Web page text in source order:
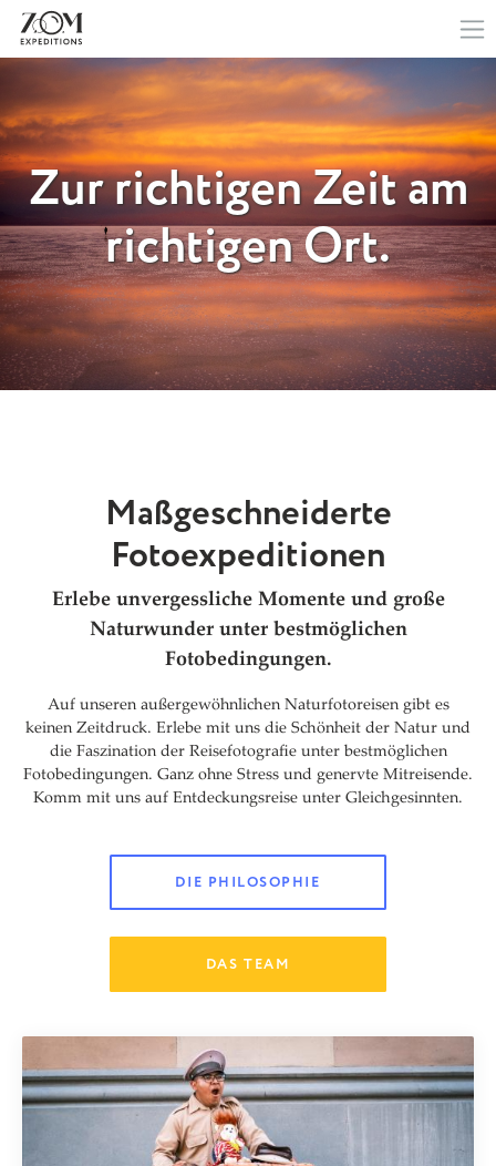
Zur richtigen Zeit am
richtigen Ort.
Maßgeschneiderte
Fotoexpeditionen
Erlebe unvergessliche Momente und große
Naturwunder unter bestmöglichen
Fotobedingungen.
Auf unseren außergewöhnlichen Naturfotoreisen gibt es
keinen Zeitdruck. Erlebe mit uns die Schönheit der Natur und
die Faszination der Reisefotografie unter bestmöglichen
Fotobedingungen. Ganz ohne Stress und genervte Mitreisende.
Komm mit uns auf Entdeckungsreise unter Gleichgesinnten.
DIE PHILOSOPHIE
DAS TEAM